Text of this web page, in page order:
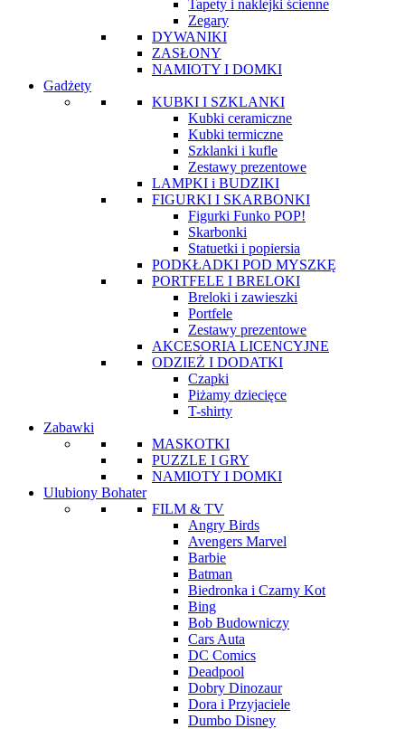
Tapety i naklejki ścienne
Zegary
DYWANIKI
ZASŁONY
NAMIOTY I DOMKI
Gadżety
KUBKI I SZKLANKI
Kubki ceramiczne
Kubki termiczne
Szklanki i kufle
Zestawy prezentowe
LAMPKI i BUDZIKI
FIGURKI I SKARBONKI
Figurki Funko POP!
Skarbonki
Statuetki i popiersia
PODKŁADKI POD MYSZKĘ
PORTFELE I BRELOKI
Breloki i zawieszki
Portfele
Zestawy prezentowe
AKCESORIA LICENCYJNE
ODZIEŻ I DODATKI
Czapki
Piżamy dziecięce
T-shirty
Zabawki
MASKOTKI
PUZZLE I GRY
NAMIOTY I DOMKI
Ulubiony Bohater
FILM & TV
Angry Birds
Avengers Marvel
Barbie
Batman
Biedronka i Czarny Kot
Bing
Bob Budowniczy
Cars Auta
DC Comics
Deadpool
Dobry Dinozaur
Dora i Przyjaciele
Dumbo Disney